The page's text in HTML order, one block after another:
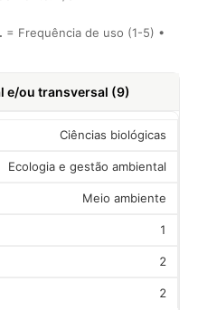
= Frequência de uso (1-5) •
e/ou transversal (9)
Ciências biológicas
Ecologia e gestão ambiental
Meio ambiente
1
2
2